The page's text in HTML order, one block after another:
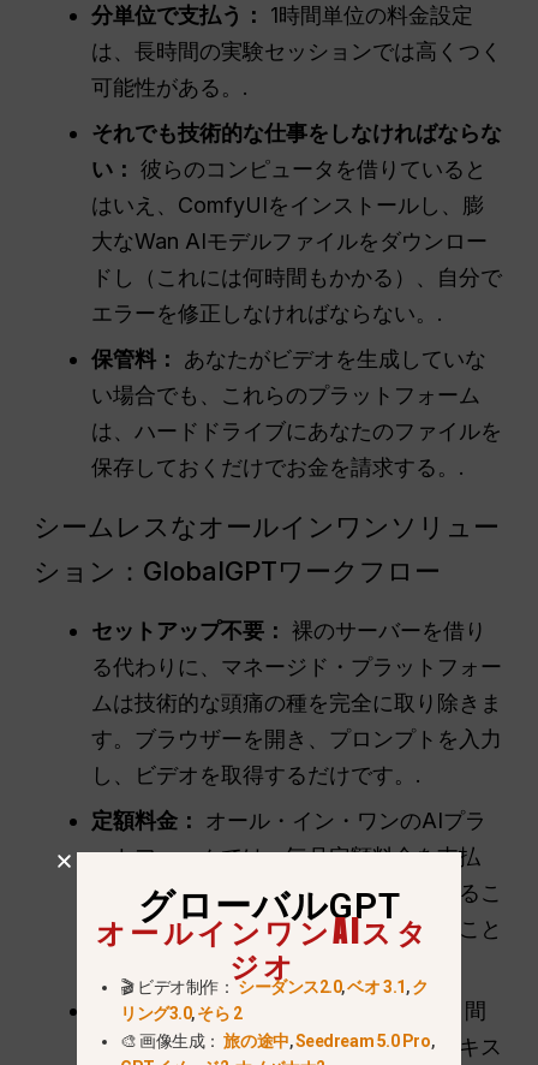
分単位で支払う：
1時間単位の料金設定
は、長時間の実験セッションでは高くつく
可能性がある。.
それでも技術的な仕事をしなければならな
い： 彼らのコンピュータを借りていると
はいえ、ComfyUIをインストールし、膨
大なWan AIモデルファイルをダウンロー
ドし（これには何時間もかかる）、自分で
エラーを修正しなければならない。.
保管料：
あなたがビデオを生成していな
い場合でも、これらのプラットフォーム
は、ハードドライブにあなたのファイルを
保存しておくだけでお金を請求する。.
シームレスなオールインワンソリュー
ション：GlobalGPTワークフロー
セットアップ不要： 裸のサーバーを借り
る代わりに、マネージド・プラットフォー
ムは技術的な頭痛の種を完全に取り除きま
す。ブラウザーを開き、プロンプトを入力
し、ビデオを取得するだけです。.
定額料金：
オール・イン・ワンのAIプラ
ットフォームでは、毎月定額料金を支払
う。つまり、タイマーの時間を気にするこ
となく、好きなだけプロンプトを試すこと
ができるのです。.
すべてが一堂に：
異なるウェブサイト間
を飛び回る必要はない。スマート・テキス
グローバルGPT
オールインワンAIスタ
ジオ
🎬 ビデオ制作：シーダンス2.0,ベオ 3.1,ク
リング3.0,そら 2
🎨 画像生成：旅の途中,Seedream 5.0 Pro,